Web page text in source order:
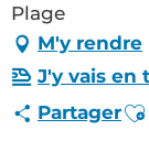
Rendez-vous
Plage
M'y rendre
J'y vais en
Partager